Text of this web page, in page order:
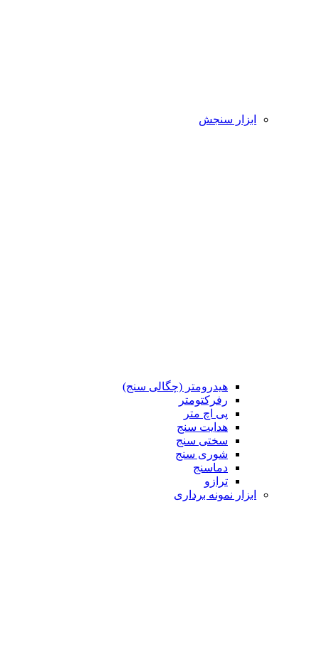
ابزار سنجش
هیدرومتر (چگالی سنج)
رفرکتومتر
پی اچ متر
هدایت سنج
سختی سنج
شوری سنج
دماسنج
ترازو
ابزار نمونه برداری